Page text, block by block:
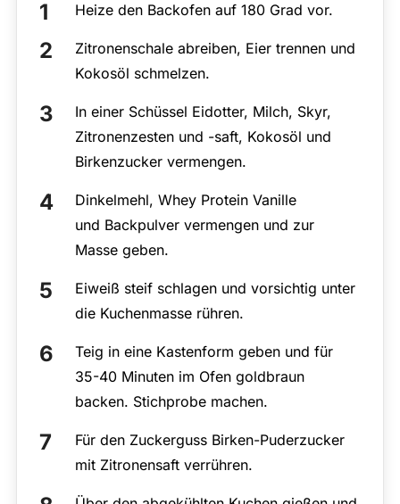
Heize den Backofen auf 180 Grad vor.
Zitronenschale abreiben, Eier trennen und
Kokosöl schmelzen.
In einer Schüssel Eidotter, Milch, Skyr,
Zitronenzesten und -saft, Kokosöl und
Birkenzucker vermengen.
Dinkelmehl, Whey Protein Vanille
und Backpulver vermengen und zur
Masse geben.
Eiweiß steif schlagen und vorsichtig unter
die Kuchenmasse rühren.
Teig in eine Kastenform geben und für
35-40 Minuten im Ofen goldbraun
backen. Stichprobe machen.
Für den Zuckerguss Birken-Puderzucker
mit Zitronensaft verrühren.